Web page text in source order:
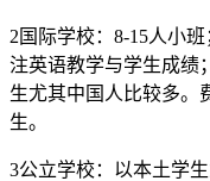
2国际学校：8-15人小
注英语教学与学生成绩
生尤其中国人比较多。
生。
3公立学校：以本土学